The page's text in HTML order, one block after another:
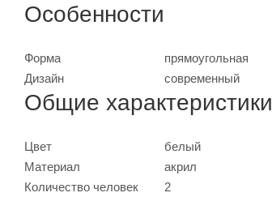
Особенности
Форма
прямоугольная
Дизайн
современный
Общие характеристики
Цвет
белый
Материал
акрил
Количество человек
2